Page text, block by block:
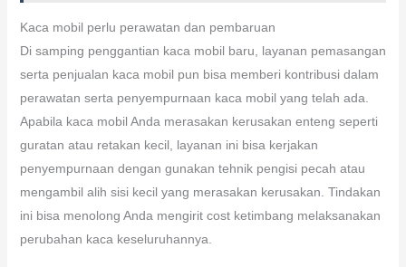
Kaca mobil perlu perawatan dan pembaruan
Di samping penggantian kaca mobil baru, layanan pemasangan
serta penjualan kaca mobil pun bisa memberi kontribusi dalam
perawatan serta penyempurnaan kaca mobil yang telah ada.
Apabila kaca mobil Anda merasakan kerusakan enteng seperti
guratan atau retakan kecil, layanan ini bisa kerjakan
penyempurnaan dengan gunakan tehnik pengisi pecah atau
mengambil alih sisi kecil yang merasakan kerusakan. Tindakan
ini bisa menolong Anda mengirit cost ketimbang melaksanakan
perubahan kaca keseluruhannya.